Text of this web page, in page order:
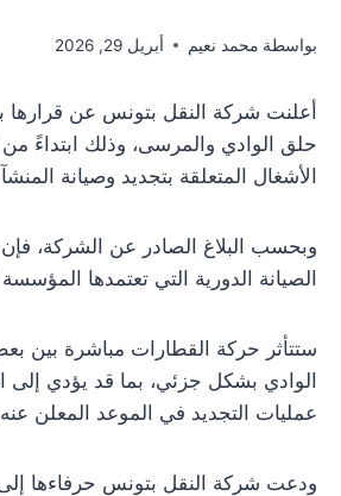
بواسطة محمد نعيم أبريل 29, 2026
أعلنت شركة النقل بتونس عن
الأشغال المتعلقة بتجديد وصيانة
وبحسب البلاغ الصادر عن الشركة، فإن
الصيانة الدورية التي تعتمدها
ستتأثر حركة القطارات مباشرة بين
الوادي بشكل جزئي، بما قد يؤدي إلى
عمليات التجديد في الموعد المعلن
ودعت شركة النقل بتونس حرفاءها إلى